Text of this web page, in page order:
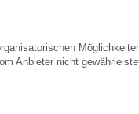
Anbieter nicht